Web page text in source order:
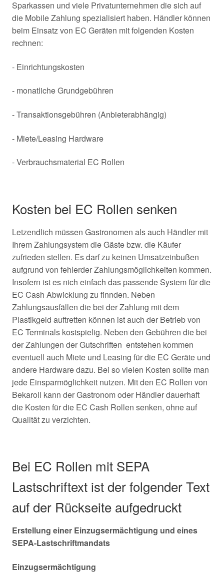
Sparkassen und viele Privatunternehmen die sich auf
die Mobile Zahlung spezialisiert haben. Händler können
beim Einsatz von EC Geräten mit folgenden Kosten
rechnen:
- Einrichtungskosten
- monatliche Grundgebühren
- Transaktionsgebühren (Anbieterabhängig)
- Miete/Leasing Hardware
- Verbrauchsmaterial EC Rollen
Kosten bei EC Rollen senken
Letzendlich müssen Gastronomen als auch Händler mit
Ihrem Zahlungsystem die Gäste bzw. die Käufer
zufrieden stellen. Es darf zu keinen Umsatzeinbußen
aufgrund von fehlerder Zahlungsmöglichkeiten kommen.
Insofern ist es nich einfach das passende System für die
EC Cash Abwicklung zu finnden. Neben
Zahlungsausfällen die bei der Zahlung mit dem
Plastikgeld auftretten können ist auch der Betrieb von
EC Terminals kostspielig. Neben den Gebühren die bei
der Zahlungen der Gutschriften entstehen kommen
eventuell auch Miete und Leasing für die EC Geräte und
andere Hardware dazu. Bei so vielen Kosten sollte man
jede Einsparmöglichkeit nutzen. Mit den EC Rollen von
Bekaroll kann der Gastronom oder Händler dauerhaft
die Kosten für die EC Cash Rollen senken, ohne auf
Qualität zu verzichten.
Bei EC Rollen mit SEPA
Lastschriftext ist der folgender Text
auf der Rückseite aufgedruckt
Erstellung einer Einzugsermächtigung und eines
SEPA-Lastschriftmandats
Einzugsermächtigung